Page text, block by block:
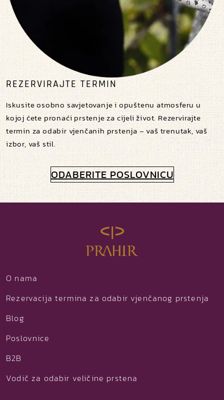
REZERVIRAJTE TERMIN
Iskusite osobno savjetovanje i opuštenu atmosferu u
kojoj ćete pronaći prstenje za cijeli život. Rezervirajte
termin za odabir vjenčanih prstenja – vaš trenutak, vaš
izbor, vaš stil.
ODABERITE POSLOVNICU
O nama
Rezervacija termina za odabir vjenčanog prstenja
Blog
Poslovnice
B2B
Vodič za odabir veličine prstena